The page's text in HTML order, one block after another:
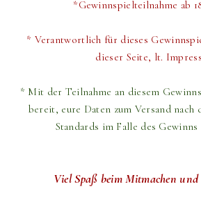
*Gewinnspielteilnahme ab
* Verantwortlich für dieses
dieser Seite, lt.
* Mit der Teilnahme an diesem
bereit, eure Daten zum Versand nach
Standards im Falle des
Viel Spaß beim Mitmachen